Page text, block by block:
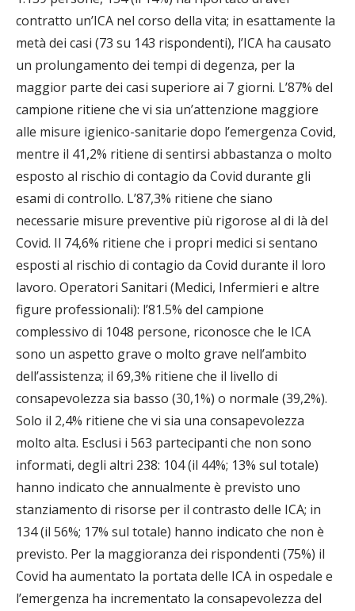
contratto un’ICA nel corso della vita; in esattamente la
metà dei casi (73 su 143 rispondenti), l’ICA ha causato
un prolungamento dei tempi di degenza, per la
maggior parte dei casi superiore ai 7 giorni. L’87% del
campione ritiene che vi sia un’attenzione maggiore
alle misure igienico-sanitarie dopo l’emergenza Covid,
mentre il 41,2% ritiene di sentirsi abbastanza o molto
esposto al rischio di contagio da Covid durante gli
esami di controllo. L’87,3% ritiene che siano
necessarie misure preventive più rigorose al di là del
Covid. Il 74,6% ritiene che i propri medici si sentano
esposti al rischio di contagio da Covid durante il loro
lavoro. Operatori Sanitari (Medici, Infermieri e altre
figure professionali): l’81.5% del campione
complessivo di 1048 persone, riconosce che le ICA
sono un aspetto grave o molto grave nell’ambito
dell’assistenza; il 69,3% ritiene che il livello di
consapevolezza sia basso (30,1%) o normale (39,2%).
Solo il 2,4% ritiene che vi sia una consapevolezza
molto alta. Esclusi i 563 partecipanti che non sono
informati, degli altri 238: 104 (il 44%; 13% sul totale)
hanno indicato che annualmente è previsto uno
stanziamento di risorse per il contrasto delle ICA; in
134 (il 56%; 17% sul totale) hanno indicato che non è
previsto. Per la maggioranza dei rispondenti (75%) il
Covid ha aumentato la portata delle ICA in ospedale e
l’emergenza ha incrementato la consapevolezza del